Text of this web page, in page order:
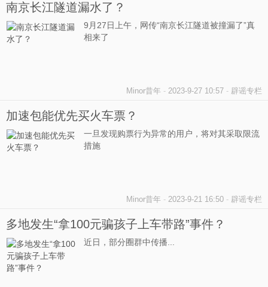
南京长江隧道漏水了？
9月27日上午，网传“南京长江隧道被撞漏了”真
相来了
Minor昔年 - 2023-9-27 10:57 - 辟谣专栏
加速包能优先买火车票？
一旦发现购票行为异常的用户，将对其采取限流
措施
Minor昔年 - 2023-9-21 16:50 - 辟谣专栏
多地发生“拿100元骗孩子上车带路”事件？
近日，部分圈群中传播...